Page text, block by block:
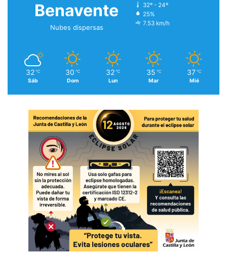
Benavente
Nubes dispersas
32º - 24º
25%
7.53 km/h
32 ℃
Sáb
30 ℃
Dom
32 ℃
Lun
35 ℃
Mar
37 ℃
Mié